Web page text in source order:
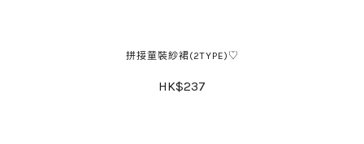
拼接童裝紗裙(2TYPE)♡
HK$237